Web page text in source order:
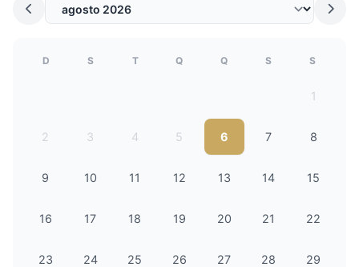
D S T Q Q S S
1
2 3 4 5 6 7 8
9 10 11 12 13 14 15
16 17 18 19 20 21 22
23 24 25 26 27 28 29